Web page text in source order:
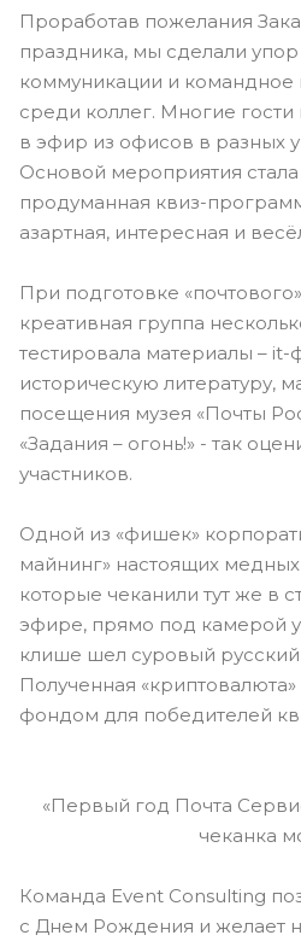
Проработав пожелания
праздника, мы сделали
коммуникации и командное
среди коллег. Многие
в эфир из офисов в разных
Основой мероприятия стала
продуманная квиз-
азартная, интересная и
При подготовке
креативная группа
тестировала материалы –
историческую литературу,
посещения музея «Почты
«Задания – огонь!» - так
участников.
Одной из «фишек»
майнинг» настоящих
которые чеканили тут же в
эфире, прямо под камерой
клише шел суровый русский
Полученная
фондом для победителей
«Первый год Почта
чеканка
Команда Event Consulting
с Днем Рождения и желает